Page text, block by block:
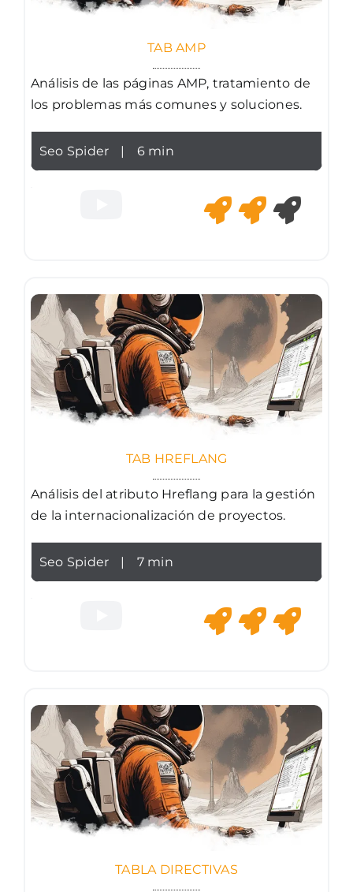
TAB AMP
Análisis de las páginas AMP, tratamiento de
los problemas más comunes y soluciones.
Seo Spider 6 min
TAB HREFLANG
Análisis del atributo Hreflang para la gestión
de la internacionalización de proyectos.
Seo Spider 7 min
TABLA DIRECTIVAS